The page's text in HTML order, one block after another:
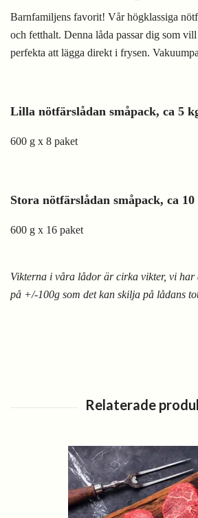
Barnfamiljens favorit! Vår högklassiga
och fetthalt. Denna låda passar dig som
perfekta att lägga direkt i frysen.
Lilla nötfärslådan småpack, ca 5
600 g x 8 paket
Stora nötfärslådan småpack, ca 10
600 g x 16 paket
Vikterna i våra lådor är cirka vikter, vi har
på +/-100g som det kan skilja på lådans